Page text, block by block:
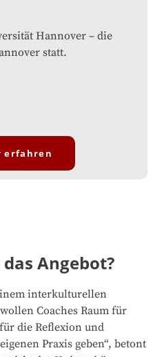
Hannover– die
statt.
erfahren
Angebot?
interkulturellen
Coaches Raum für
die Reflexion und
Praxis geben“, betont